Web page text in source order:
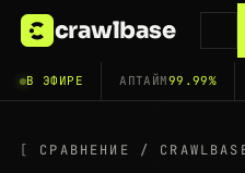
crawlbase
В ЭФИРЕ АПТАЙМ99.99%
СРАВНЕНИЕ /